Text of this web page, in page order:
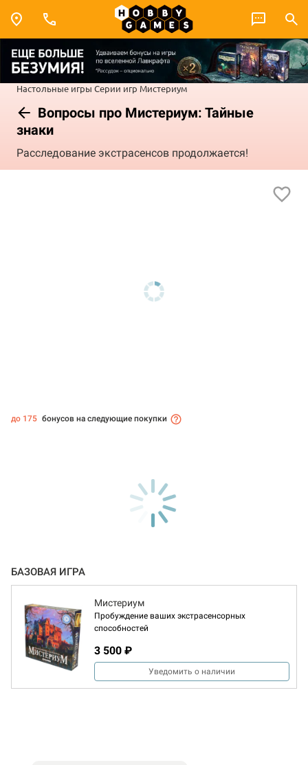
Настольные игры Серии игр Мистериум
Вопросы про Мистериум: Тайные
знаки
Расследование экстрасенсов продолжается!
до 175 бонусов на следующие покупки
БАЗОВАЯ ИГРА
Мистериум
Пробуждение ваших экстрасенсорных
способностей
3 500 ₽
Уведомить о наличии